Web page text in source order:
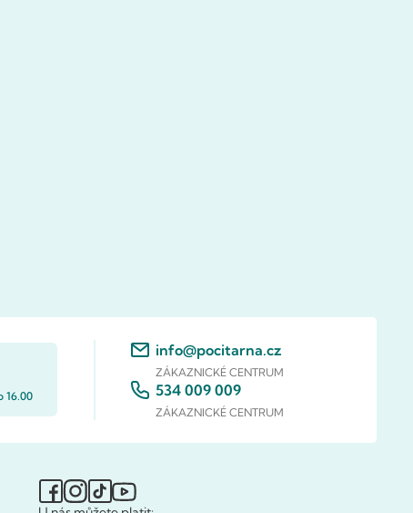
16.00
info@pocitarna.cz
ZÁKAZNICKÉ CENTRUM
534 009 009
ZÁKAZNICKÉ CENTRUM